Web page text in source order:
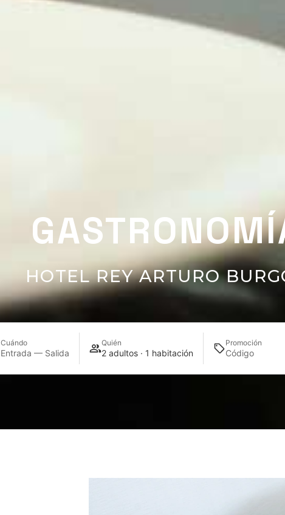
HOTEL REY ARTURO
Cuándo
Entrada — Salida
Quién
2 adultos · 1 habitación
Promoción